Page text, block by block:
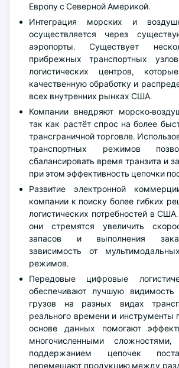
Европу с Северной Америкой.
Интеграция морских и
осуществляется через
аэропорты. Существует
прибрежных транспортных
логистических центров,
качественную обработку и
всех внутренних рынках США.
Компании внедряют морско-
так как растёт спрос на более
трансграничной торговле.
транспортных режимов
сбалансировать время транзита и
при этом эффективность цепочки
Развитие электронной
компании к поиску более гибких
логистических потребностей в
они стремятся увеличить
запасов и выполнения
зависимость от
режимов.
Передовые цифровые
обеспечивают лучшую
грузов на разных видах
реального времени и инструменты
основе данных помогают
многочисленными
поддержанием цепочек
перемещают продукцию между